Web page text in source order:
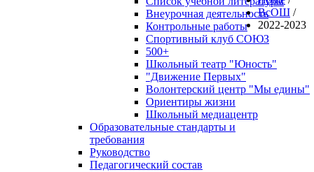
Внеурочная деятельность
Контрольные работы
Спортивный клуб СОЮЗ
500+
Школьный театр "Юность"
"Движение Первых"
Волонтерский центр "Мы едины"
Ориентиры жизни
Школьный медиацентр
Образовательные стандарты и
требования
Руководство
Педагогический состав
ВсОШ /
2022-2023